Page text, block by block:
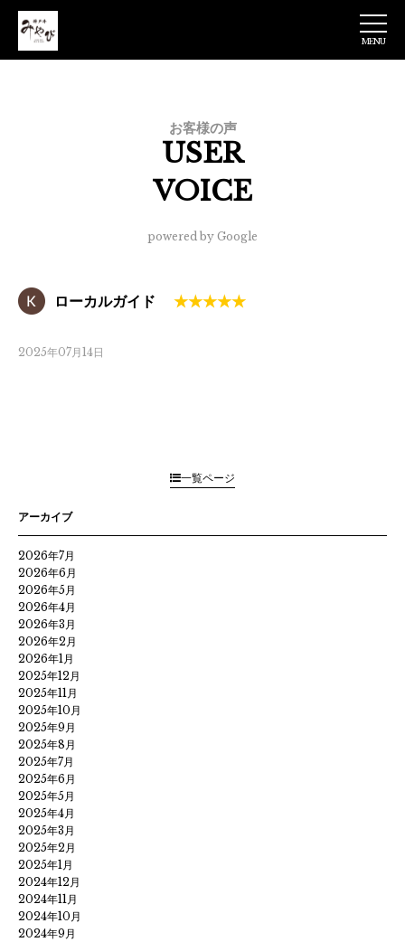
神戸牛みやび 日
MENU
お客様の声
USER
VOICE
powered by Google
ローカルガイド
2025年07月14日
一覧ページ
アーカイブ
2026年7月
2026年6月
2026年5月
2026年4月
2026年3月
2026年2月
2026年1月
2025年12月
2025年11月
2025年10月
2025年9月
2025年8月
2025年7月
2025年6月
2025年5月
2025年4月
2025年3月
2025年2月
2025年1月
2024年12月
2024年11月
2024年10月
2024年9月